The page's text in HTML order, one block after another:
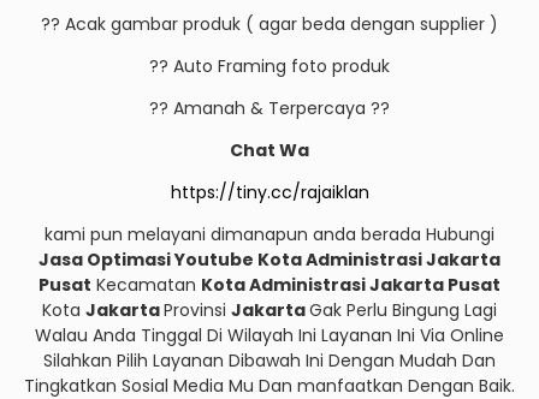
?? Acak gambar produk ( agar beda dengan supplier )
?? Auto Framing foto produk
?? Amanah & Terpercaya ??
Chat Wa
https://tiny.cc/rajaiklan
kami pun melayani dimanapun anda berada Hubungi
Jasa Optimasi Youtube Kota Administrasi Jakarta
Pusat Kecamatan Kota Administrasi Jakarta Pusat
Kota JakartaProvinsi JakartaGak Perlu Bingung Lagi
Walau Anda Tinggal Di Wilayah Ini Layanan Ini Via Online
Silahkan Pilih Layanan Dibawah Ini Dengan Mudah Dan
Tingkatkan Sosial Media Mu Dan manfaatkan Dengan Baik.